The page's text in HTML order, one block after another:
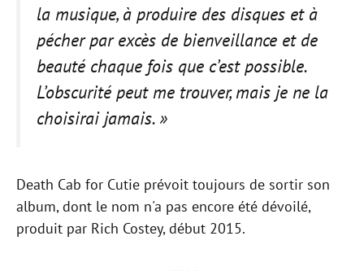
la musique, à produire des disques et à
pécher par excès de bienveillance et de
beauté chaque fois que c’est possible.
L’obscurité peut me trouver, mais je ne la
choisirai jamais. »
Death Cab for Cutie prévoit toujours de sortir son
album, dont le nom n'a pas encore été dévoilé,
produit par Rich Costey, début 2015.